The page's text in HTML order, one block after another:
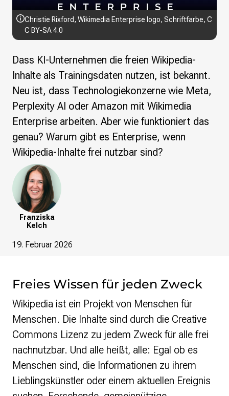
Wikimedia Deutschland wird 20!
Projekte
Wikipedia
Wikidata
Initiativen für freies Wisses
Bündnis Freie Bildung
Bündnis F5
Das ABC des Freien Wissens
Das WikiLibrary Manifest
GLAM – Kultur- und Gedächtnisinstitutionen
Lizenzhinweisgenerator
Monsters of Law
Offene Kulturdaten
Projekt Technische Wünsche
re•shape
Verschlusssache Prüfung
Wikipedia-Schwesterprojekte
MediaWiki
Wikibase
Wikibooks
Wikisource
Wiktionary
Wikiversity
Wikivoyage
Über uns
Christie Rixford, Wikimedia Enterprise logo, Schriftfarbe, C
C BY-SA 4.0
Dass KI-Unternehmen die freien Wikipedia-
Inhalte als Trainingsdaten nutzen, ist bekannt.
Neu ist, dass Technologiekonzerne wie Meta,
Perplexity AI oder Amazon mit Wikimedia
Enterprise arbeiten. Aber wie funktioniert das
genau? Warum gibt es Enterprise, wenn
Wikipedia-Inhalte frei nutzbar sind?
Franziska
Kelch
19. Februar 2026
Freies Wissen für jeden Zweck
Wikipedia ist ein Projekt von Menschen für
Menschen. Die Inhalte sind durch die Creative
Commons Lizenz zu jedem Zweck für alle frei
nachnutzbar. Und alle heißt, alle: Egal ob es
Menschen sind, die Informationen zu ihrem
Lieblingskünstler oder einem aktuellen Ereignis